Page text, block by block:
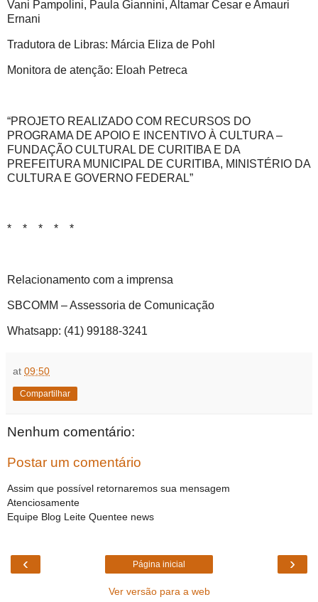
Vani Pampolini, Paula Giannini, Altamar Cesar e Amauri
Ernani
Tradutora de Libras: Márcia Eliza de Pohl
Monitora de atenção: Eloah Petreca
“PROJETO REALIZADO COM RECURSOS DO
PROGRAMA DE APOIO E INCENTIVO À CULTURA –
FUNDAÇÃO CULTURAL DE CURITIBA E DA
PREFEITURA MUNICIPAL DE CURITIBA, MINISTÉRIO DA
CULTURA E GOVERNO FEDERAL”
* * * * *
Relacionamento com a imprensa
SBCOMM – Assessoria de Comunicação
Whatsapp: (41) 99188-3241
at 09:50
Compartilhar
Nenhum comentário:
Postar um comentário
Assim que possível retornaremos sua mensagem
Atenciosamente
Equipe Blog Leite Quentee news
‹ ›
Página inicial
Ver versão para a web